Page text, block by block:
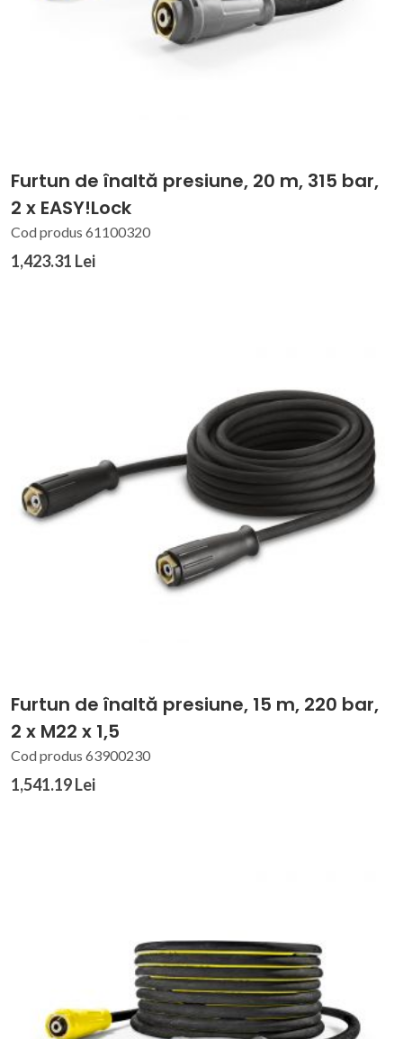
Furtun de înaltă presiune, 20 m, 315 bar,
2 x EASY!Lock
Cod produs 61100320
1,423.31 Lei
Furtun de înaltă presiune, 15 m, 220 bar,
2 x M22 x 1,5
Cod produs 63900230
1,541.19 Lei